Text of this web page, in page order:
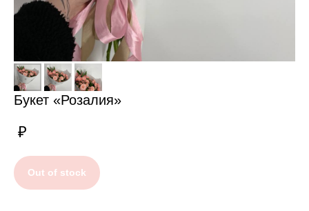
Букет «Розалия»
₽
Out of stock